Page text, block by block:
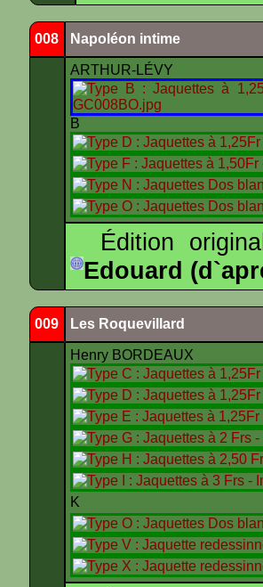
008 Napoléon intime
ARTHUR-LÉVY
B
Édition
Edouard
009 Les Roquevillard
Henry BORDEAUX